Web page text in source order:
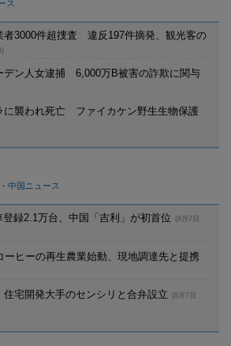
ス
者3000件超捜査 違反197件摘発、観光客の
デン人女逮捕 6,000万B被害の詐欺に関与
に襲われ死亡 ファイカケン野生生物保護
中国ニュース
登録2.1万台、中国「吉利」が初首位
(8月7日
ーヒーの再生農業始動、現地調達先と提携
住宅開発大手のセンシリと合弁設立
(8月7日